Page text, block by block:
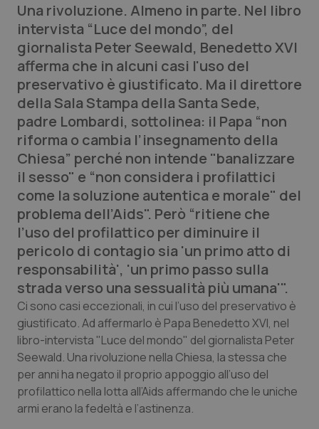
Studi e Analisi
Lettere al direttore
Edizioni Regionali
QS Pro
Professionisti Sanitari.AI
Abruzzo
Basilicata
Calabria
Campania
Emilia-Romagna
Friuli Venezia Giulia
QS Pro Gold
Artrite & artrosi
Asma & BPCO
Car-T
Colesterolo & coronaropatie
Dermatite Atopica
QS Club Newsletter
Una rivoluzione. Almeno in parte. Nel libro
intervista “Luce del mondo”, del
giornalista Peter Seewald, Benedetto XVI
afferma che in alcuni casi l'uso del
preservativo è giustificato. Ma il direttore
della Sala Stampa della Santa Sede,
padre Lombardi, sottolinea: il Papa “non
riforma o cambia l’insegnamento della
Chiesa” perché non intende "banalizzare
il sesso" e “non considera i profilattici
come la soluzione autentica e morale" del
problema dell’Aids". Però “ritiene che
l’uso del profilattico per diminuire il
pericolo di contagio sia 'un primo atto di
responsabilità', 'un primo passo sulla
strada verso una sessualità più umana'".
Ci sono casi eccezionali, in cui l’uso del preservativo è
giustificato. Ad affermarlo è Papa Benedetto XVI, nel
libro-intervista "Luce del mondo" del giornalista Peter
Seewald. Una rivoluzione nella Chiesa, la stessa che
per anni ha negato il proprio appoggio all’uso del
profilattico nella lotta all’Aids affermando che le uniche
armi erano la fedeltà e l’astinenza.